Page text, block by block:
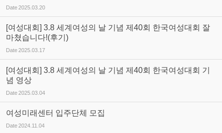
Date2025.03.20
[여성대회] 3.8 세계여성의 날 기념 제40회 한국여성대회 잘
마쳤습니다!(후기)
Date2025.03.17
[여성대회] 3.8 세계여성의 날 기념 제40회 한국여성대회 기
념 영상
Date2025.03.04
여성미래센터 입주단체 모집
Date2024.11.04